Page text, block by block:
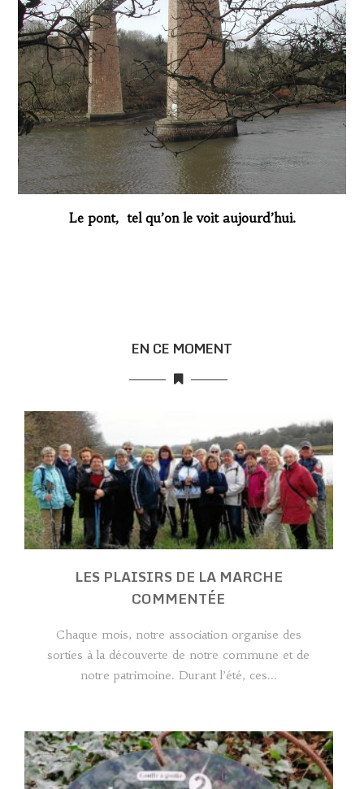
Le pont, tel qu’on le voit aujourd’hui.
EN CE MOMENT
LES PLAISIRS DE LA MARCHE
COMMENTÉE
Chaque mois, notre association organise des
sorties à la découverte de notre commune et de
notre patrimoine. Durant l’été, ces...